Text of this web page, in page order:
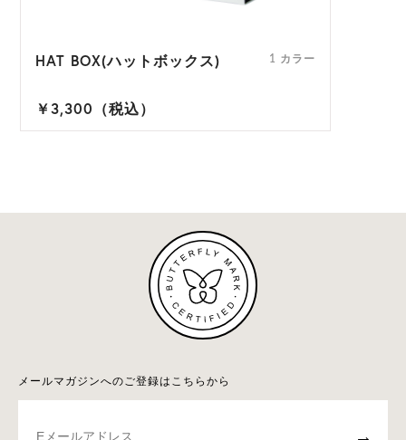
HAT BOX(ハットボックス) 1 カラー
￥3,300（税込）
メールマガジンへのご登録はこちらから